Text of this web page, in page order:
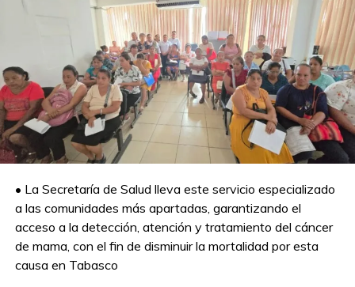
La gran muestra, impulsada por la Secretaría de la
Defensa Nacional y que hasta este 10 de mayo estuvo
instalada en el Parque Tabasco ‘Dora María’, brindó a las
y los ciudadanos la oportunidad de recorrer los módulos
de los Paracaidistas, Plan DN-III-E, Transmisiones,
Educación Militar, Fuerza Aérea Mexicana, Fuerzas
Especiales, Policía Militar, Industria Militar, Artillería y
Caballería, así como participar en actividades recreativas
adiestramiento canino, y tirolesa.
A la clausura asistieron también la alcaldesa de Centro,
Yolanda Osuna Huerta; el secretario de Seguridad y
Protección Ciudadana de Tabasco, Serafín Tadeo
• La Secretaría de Salud lleva este servicio especializado
a las comunidades más apartadas, garantizando el
acceso a la detección, atención y tratamiento del cáncer
de mama, con el fin de disminuir la mortalidad por esta
causa en Tabasco